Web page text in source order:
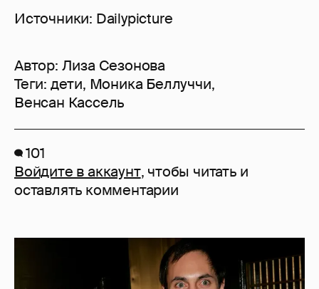
Источники: Dailypicture
Автор: Лиза Сезонова
Теги: дети, Моника Беллуччи,
Венсан Кассель
101
Войдите в аккаунт, чтобы читать и
оставлять комментарии